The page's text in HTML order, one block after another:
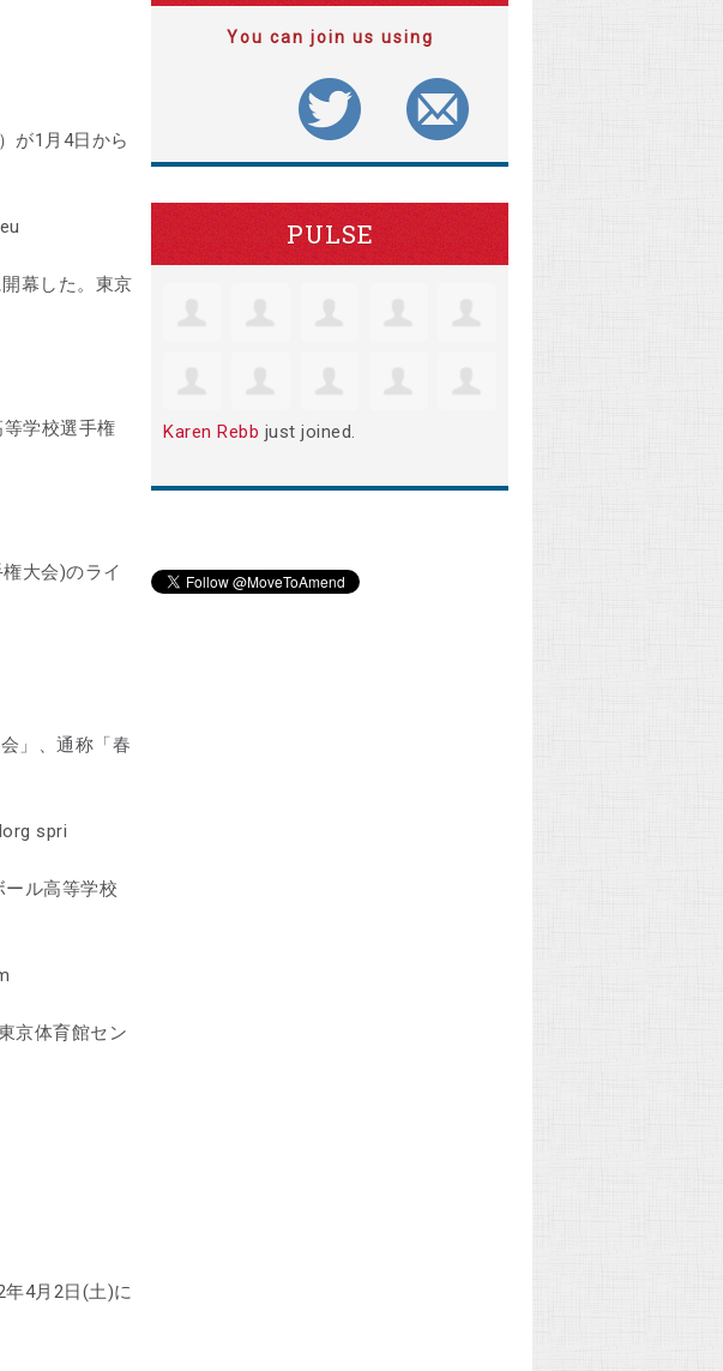
が1月4日から
幕した。東京
学校選手権
大会)のライ
」、通称「春
spri
ル高等学校
京体育館セン
4月2日(土)に
You can join us using
PULSE
Karen Rebb just joined.